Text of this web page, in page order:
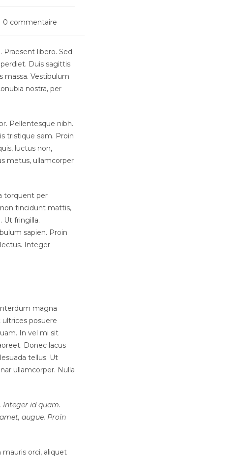
0 commentaire
libero. Sed
Duis sagittis
massa. Vestibulum
nostra, per
Pellentesque nibh.
tristique sem. Proin
luctus non,
metus, ullamcorper
torquent per
tincidunt mattis,
Ut fringilla.
sapien. Proin
Integer
magna
posuere
In vel mi sit
Donec lacus
tellus. Ut
ullamcorper. Nulla
Integer id quam.
augue. Proin
orci, aliquet